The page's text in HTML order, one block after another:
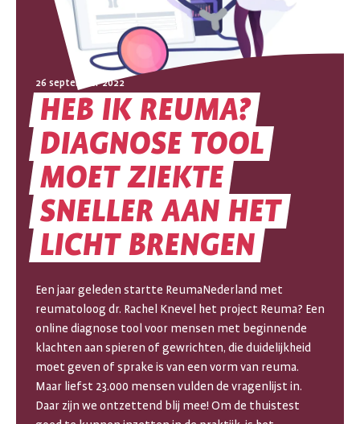
26 september 2022
HEB
IK
REUMA?
DIAGNOSE
TOOL
MOET
ZIEKTE
HEB IK REUMA?
DIAGNOSE TOOL
MOET ZIEKTE
SNELLER AAN HET
LICHT BRENGEN
Een jaar geleden startte ReumaNederland met
reumatoloog dr. Rachel Knevel het project Reuma? Een
online diagnose tool voor mensen met beginnende
klachten aan spieren of gewrichten, die duidelijkheid
moet geven of sprake is van een vorm van reuma.
Maar liefst 23.000 mensen vulden de vragenlijst in.
Daar zijn we ontzettend blij mee! Om de thuistest